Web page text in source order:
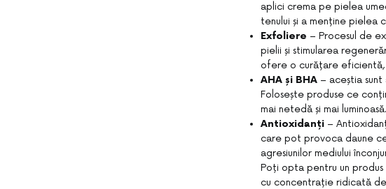
aplici crema pe pielea
tenului și a menține
Exfoliere – Procesul de
pielii și stimularea
ofere o curățare eficientă,
AHA și BHA – aceștia
Folosește produse ce
mai netedă și mai luminoasă.
Antioxidanți –
care pot provoca daune
agresiunilor mediului
Poți opta pentru un produs
cu concentrație ridicată